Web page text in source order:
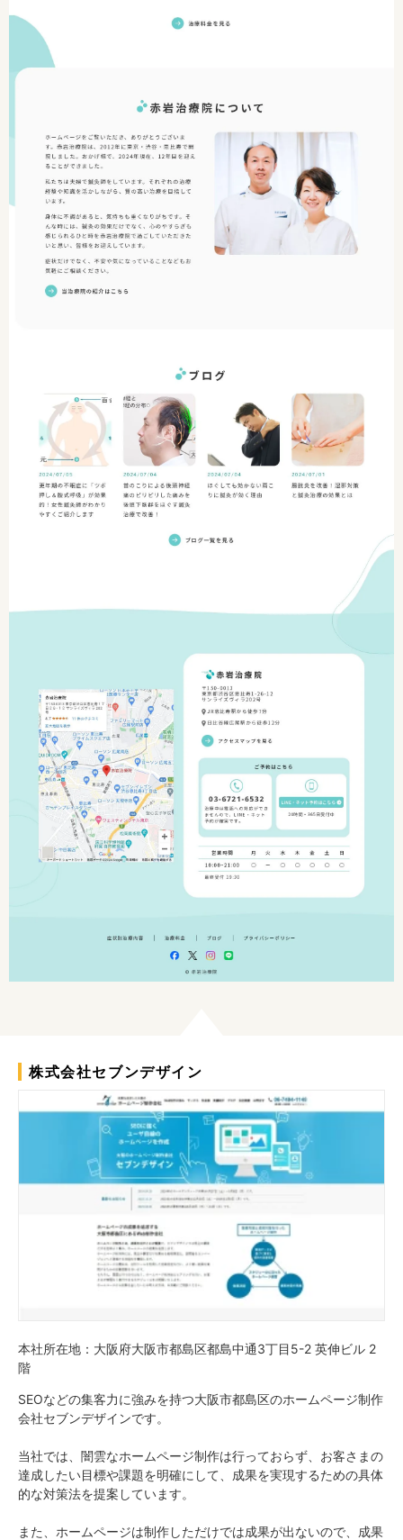
株式会社セブンデザイン
本社所在地：大阪府大阪市都島区都島中通3丁目5-2 英伸ビル 2
階
SEOなどの集客力に強みを持つ大阪市都島区のホームページ制作
会社セブンデザインです。
当社では、闇雲なホームページ制作は行っておらず、お客さまの
達成したい目標や課題を明確にして、成果を実現するための具体
的な対策法を提案しています。
また、ホームページは制作しただけでは成果が出ないので、成果